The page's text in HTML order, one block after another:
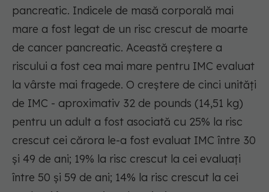
pancreatic. Indicele de masă corporală mai
mare a fost legat de un risc crescut de moarte
de cancer pancreatic. Această creștere a
riscului a fost cea mai mare pentru IMC evaluat
la vârste mai fragede. O creștere de cinci unități
de IMC - aproximativ 32 de pounds (14,51 kg)
pentru un adult a fost asociată cu 25% la risc
crescut cei cărora le-a fost evaluat IMC între 30
și 49 de ani; 19% la risc crescut la cei evaluați
între 50 și 59 de ani; 14% la risc crescut la cei